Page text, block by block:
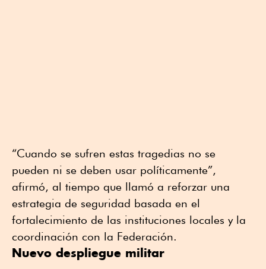
“Cuando se sufren estas tragedias no se
pueden ni se deben usar políticamente”,
afirmó, al tiempo que llamó a reforzar una
estrategia de seguridad basada en el
fortalecimiento de las instituciones locales y la
coordinación con la Federación.
Nuevo despliegue militar